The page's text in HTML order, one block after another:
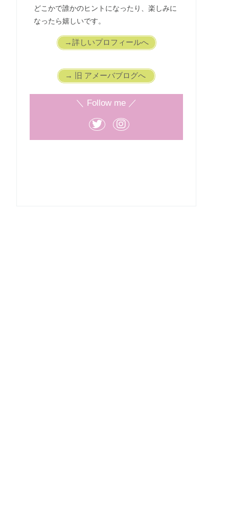
どこかで誰かのヒントになったり、楽しみに
なったら嬉しいです。
→詳しいプロフィールへ
→ 旧 アメーバブログへ
＼ Follow me ／